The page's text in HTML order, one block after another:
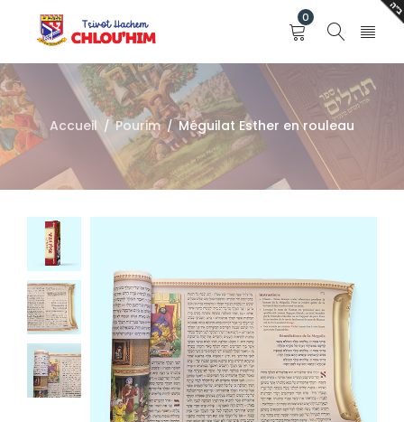
0
Accueil / Pourim / Méguilat Esther en rouleau